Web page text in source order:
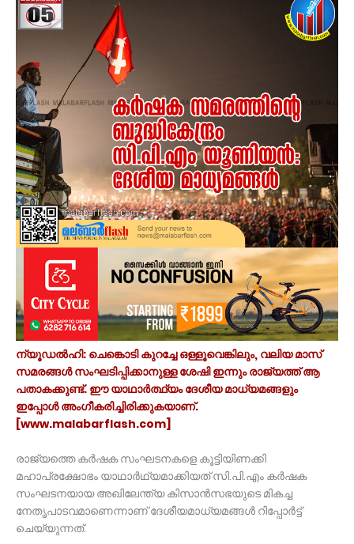
ന്യൂഡൽഹി: ചെങ്കൊടി കുറച്ചേ ഒള്ളൂവെങ്കിലും, വലിയ മാസ്
സമരങ്ങൾ സംഘടിപ്പിക്കാനുള്ള ശേഷി ഇന്നും രാജ്യത്ത് ആ
പതാകക്കുണ്ട്. ഈ യാഥാർത്ഥ്യം ദേശീയ മാധ്യമങ്ങളും
ഇപ്പോൾ അംഗീകരിച്ചിരിക്കുകയാണ്.
[www.malabarflash.com]
രാജ്യത്തെ കർഷക സംഘടനകളെ കൂട്ടിയിണക്കി
മഹാപ്രക്ഷോഭം‌ യാഥാർഥ്യമാക്കിയത്‌ സി.പി.എം കർഷക
സംഘടനയായ അഖിലേന്ത്യ കിസാൻസഭയുടെ മികച്ച
നേതൃപാടവമാണെന്നാണ് ദേശീയമാധ്യമങ്ങൾ റിപ്പോർട്ട്
ചെയ്യുന്നത്.